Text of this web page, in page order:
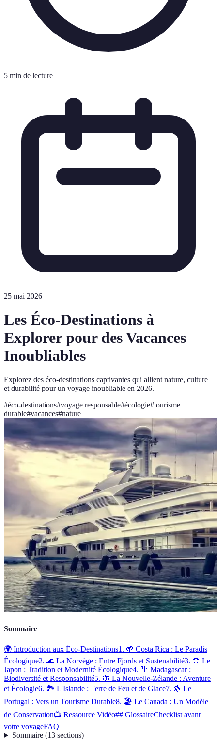
5 min de lecture
25 mai 2026
Les Éco-Destinations à
Explorer pour des Vacances
Inoubliables
Explorez des éco-destinations captivantes qui allient nature, culture
et durabilité pour un voyage inoubliable en 2026.
#éco-destinations#voyage responsable#écologie#tourisme
durable#vacances#nature
Sommaire
🌍 Introduction aux Éco-Destinations1. 🌱 Costa Rica : Le Paradis
Écologique2. 🌊 La Norvège : Entre Fjords et Sustenabilité3. 🌻 Le
Japon : Tradition et Modernité Écologique4. 🌴 Madagascar :
Biodiversité et Responsabilité5. 🦋 La Nouvelle-Zélande : Aventure
et Écologie6. 🏞️ L'Islande : Terre de Feu et de Glace7. 🍇 Le
Portugal : Vers un Tourisme Durable8. 🏖️ Le Canada : Un Modèle
de Conservation📺 Ressource Vidéo## GlossaireChecklist avant
votre voyageFAQ
Sommaire(13 sections)